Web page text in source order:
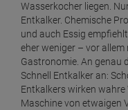
1
Wasserkocher liegen.
Entkalker. Chemische
und auch Essig
eher weniger – vor
Gastronomie. An genau
Schnell Entkalker an:
Entkalkers wirken
Maschine von etwaigen